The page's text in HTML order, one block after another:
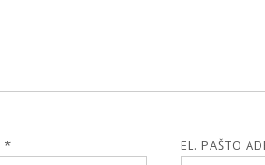
* EL. PAŠTO